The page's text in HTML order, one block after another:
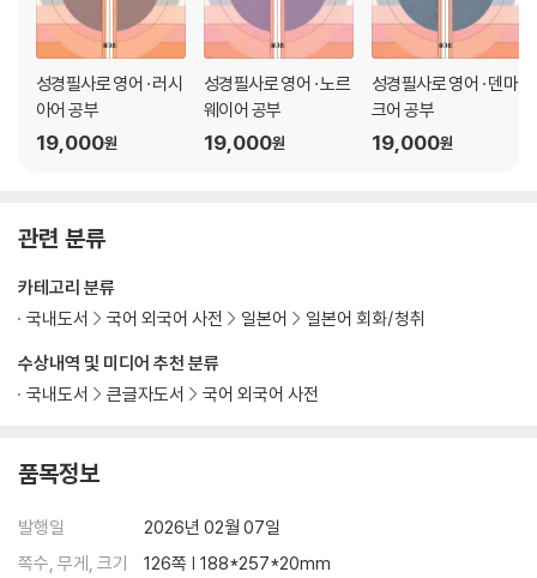
성경필사로 영어 · 러시
아어 공부
19,000원
성경필사로 영어 · 노르
웨이어 공부
19,000원
성경필사로 영어 · 덴마
크어 공부
19,000원
관련 분류
수상내역 및 미디어 추천 분류
국내도서
큰글자도서 국어 외국어 사전
카테고리 분류
국내도서
국어 외국어 사전 일본어 일본어 회화/청취
품목정보
발행일
2026년 02월 07일
쪽수, 무게, 크기
126쪽 | 188*257*20mm